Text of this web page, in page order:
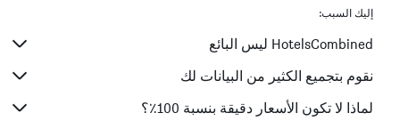
إليك السبب:
HotelsCombined ليس البائع
نقوم بتجميع الكثير من البيانات لك
لماذا لا تكون الأسعار دقيقة بنسبة 100٪؟